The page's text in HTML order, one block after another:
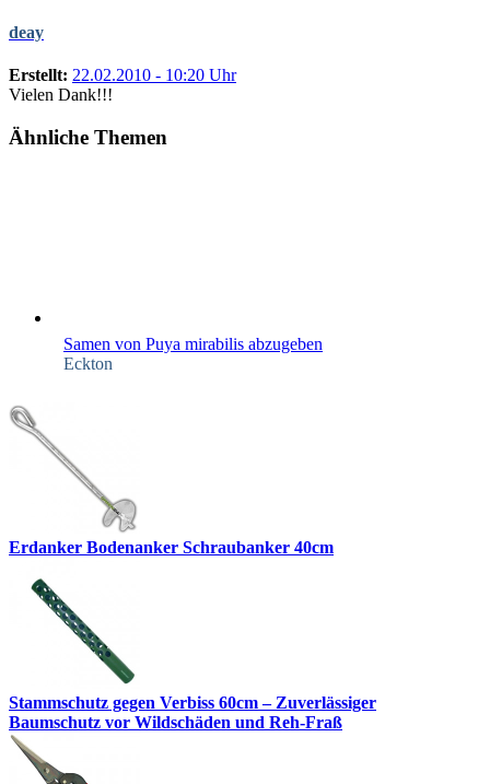
deay
Erstellt: 22.02.2010 - 10:20 Uhr
Vielen Dank!!!
Ähnliche Themen
Samen von Puya mirabilis abzugeben
Eckton
Erdanker Bodenanker Schraubanker 40cm
Stammschutz gegen Verbiss 60cm – Zuverlässiger
Baumschutz vor Wildschäden und Reh-Fraß